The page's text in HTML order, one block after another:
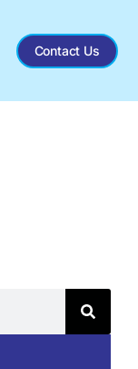
Contact Us